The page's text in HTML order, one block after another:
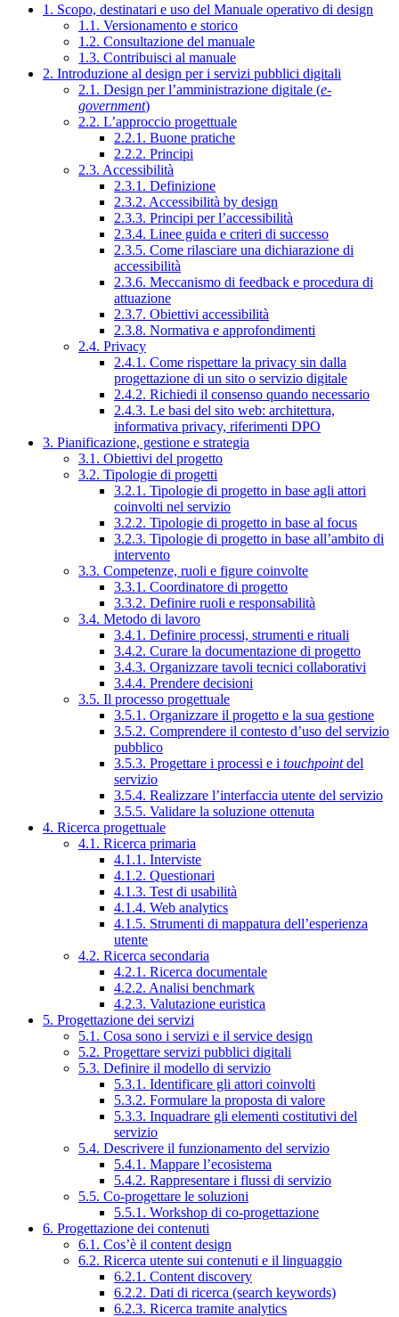
1. Scopo, destinatari e uso del Manuale operativo di design
1.1. Versionamento e storico
1.2. Consultazione del manuale
1.3. Contribuisci al manuale
2. Introduzione al design per i servizi pubblici digitali
2.1. Design per l’amministrazione digitale (e-
government)
2.2. L’approccio progettuale
2.2.1. Buone pratiche
2.2.2. Principi
2.3. Accessibilità
2.3.1. Definizione
2.3.2. Accessibilità by design
2.3.3. Principi per l’accessibilità
2.3.4. Linee guida e criteri di successo
2.3.5. Come rilasciare una dichiarazione di
accessibilità
2.3.6. Meccanismo di feedback e procedura di
attuazione
2.3.7. Obiettivi accessibilità
2.3.8. Normativa e approfondimenti
2.4. Privacy
2.4.1. Come rispettare la privacy sin dalla
progettazione di un sito o servizio digitale
2.4.2. Richiedi il consenso quando necessario
2.4.3. Le basi del sito web: architettura,
informativa privacy, riferimenti DPO
3. Pianificazione, gestione e strategia
3.1. Obiettivi del progetto
3.2. Tipologie di progetti
3.2.1. Tipologie di progetto in base agli attori
coinvolti nel servizio
3.2.2. Tipologie di progetto in base al focus
3.2.3. Tipologie di progetto in base all’ambito di
intervento
3.3. Competenze, ruoli e figure coinvolte
3.3.1. Coordinatore di progetto
3.3.2. Definire ruoli e responsabilità
3.4. Metodo di lavoro
3.4.1. Definire processi, strumenti e rituali
3.4.2. Curare la documentazione di progetto
3.4.3. Organizzare tavoli tecnici collaborativi
3.4.4. Prendere decisioni
3.5. Il processo progettuale
3.5.1. Organizzare il progetto e la sua gestione
3.5.2. Comprendere il contesto d’uso del servizio
pubblico
3.5.3. Progettare i processi e i touchpointdel
servizio
3.5.4. Realizzare l’interfaccia utente del servizio
3.5.5. Validare la soluzione ottenuta
4. Ricerca progettuale
4.1. Ricerca primaria
4.1.1. Interviste
4.1.2. Questionari
4.1.3. Test di usabilità
4.1.4. Web analytics
4.1.5. Strumenti di mappatura dell’esperienza
utente
4.2. Ricerca secondaria
4.2.1. Ricerca documentale
4.2.2. Analisi benchmark
4.2.3. Valutazione euristica
5. Progettazione dei servizi
5.1. Cosa sono i servizi e il service design
5.2. Progettare servizi pubblici digitali
5.3. Definire il modello di servizio
5.3.1. Identificare gli attori coinvolti
5.3.2. Formulare la proposta di valore
5.3.3. Inquadrare gli elementi costitutivi del
servizio
5.4. Descrivere il funzionamento del servizio
5.4.1. Mappare l’ecosistema
5.4.2. Rappresentare i flussi di servizio
5.5. Co-progettare le soluzioni
5.5.1. Workshop di co-progettazione
6. Progettazione dei contenuti
6.1. Cos’è il content design
6.2. Ricerca utente sui contenuti e il linguaggio
6.2.1. Content discovery
6.2.2. Dati di ricerca (search keywords)
6.2.3. Ricerca tramite analytics